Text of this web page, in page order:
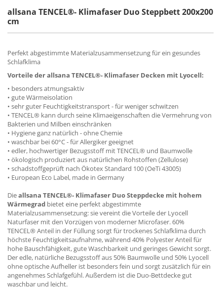
allsana TENCEL®- Klimafaser Duo Steppbett 200x200
cm
Perfekt abgestimmte Materialzusammensetzung für ein gesundes
Schlafklima
Vorteile der allsana TENCEL®- Klimafaser Decken mit Lyocell:
• besonders atmungsaktiv
• gute Wärmeisolation
• sehr guter Feuchtigkeitstransport - für weniger schwitzen
• TENCEL® kann durch seine Klimaeigenschaften die Vermehrung von
Bakterien und Milben einschränken
• Hygiene ganz natürlich - ohne Chemie
• waschbar bei 60°C - für Allergiker geeignet
• edler, hochwertiger Bezugsstoff mit TENCEL® und Baumwolle
• ökologisch produziert aus natürlichen Rohstoffen (Zellulose)
• schadstoffgeprüft nach Ökotex Standard 100 (OeTi 43005)
• European Eco Label, made in Germany
Dieallsana TENCEL®- Klimafaser Duo Steppdecke mit hohem
Wärmegrad bietet eine perfekt abgestimmte
Materialzusammensetzung: sie vereint die Vorteile der Lyocell
Naturfaser mit den Vorzügen von moderner Microfaser. 60%
TENCEL® Anteil in der Füllung sorgt für trockenes Schlafklima durch
höchste Feuchtigkeitsaufnahme, während 40% Polyester Anteil für
hohe Bauschfähigkeit, gute Waschbarkeit und geringes Gewicht sorgt.
Der edle, natürliche Bezugsstoff aus 50% Baumwolle und 50% Lyocell
ohne optische Aufheller ist besonders fein und sorgt zusätzlich für ein
angenehmes Schlafgefühl. Außerdem ist die Duo-Bettdecke gut
waschbar und leicht.